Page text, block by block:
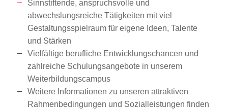
Sinnstiftende, anspruchsvolle und
abwechslungsreiche Tätigkeiten mit viel
Gestaltungsspielraum für eigene Ideen, Talente
und Stärken
Vielfältige berufliche Entwicklungschancen und
zahlreiche Schulungsangebote in unserem
Weiterbildungscampus
Weitere Informationen zu unseren attraktiven
Rahmenbedingungen und Sozialleistungen finden